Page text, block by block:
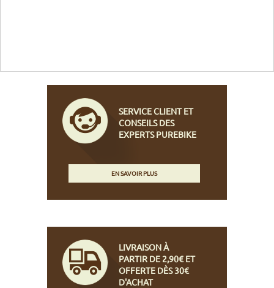
SERVICE CLIENT ET
CONSEILS DES
EXPERTS PUREBIKE
EN SAVOIR PLUS
LIVRAISON À
PARTIR DE 2,90€ ET
OFFERTE DÈS 30€
D'ACHAT